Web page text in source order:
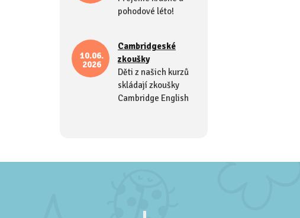
pohodové léto!
10.06.
2026
Cambridgeské
zkoušky
Děti z našich kurzů
skládají zkoušky
Cambridge English